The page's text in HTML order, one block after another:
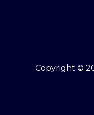
Copyright ©